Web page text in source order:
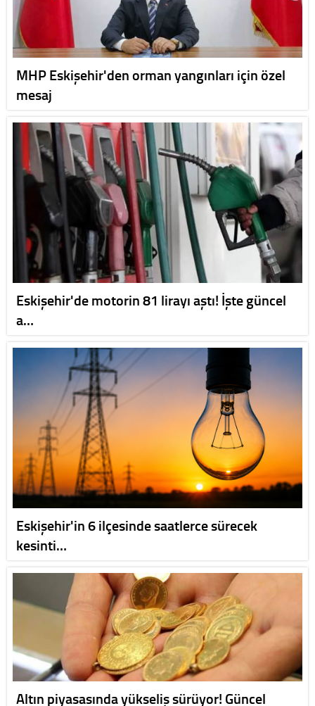
MHP Eskişehir'den orman yangınları için özel
mesaj
Eskişehir'de motorin 81 lirayı aştı! İşte güncel
a…
Eskişehir'in 6 ilçesinde saatlerce sürecek
kesinti…
Altın piyasasında yükseliş sürüyor! Güncel